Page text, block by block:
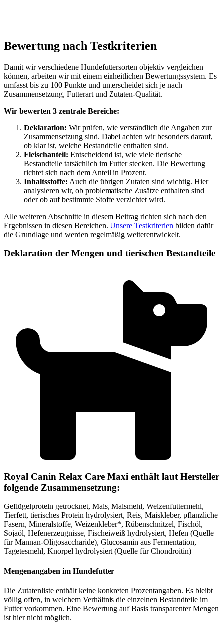
Bewertung nach Testkriterien
Damit wir verschiedene Hundefuttersorten objektiv vergleichen
können, arbeiten wir mit einem einheitlichen Bewertungssystem. Es
umfasst bis zu 100 Punkte und unterscheidet sich je nach
Zusammensetzung, Futterart und Zutaten-Qualität.
Wir bewerten 3 zentrale Bereiche:
Deklaration: Wir prüfen, wie verständlich die Angaben zur
Zusammensetzung sind. Dabei achten wir besonders darauf,
ob klar ist, welche Bestandteile enthalten sind.
Fleischanteil: Entscheidend ist, wie viele tierische
Bestandteile tatsächlich im Futter stecken. Die Bewertung
richtet sich nach dem Anteil in Prozent.
Inhaltsstoffe: Auch die übrigen Zutaten sind wichtig. Hier
analysieren wir, ob problematische Zusätze enthalten sind
oder ob auf bestimmte Stoffe verzichtet wird.
Alle weiteren Abschnitte in diesem Beitrag richten sich nach den
Ergebnissen in diesen Bereichen. Unsere Testkriterien bilden dafür
die Grundlage und werden regelmäßig weiterentwickelt.
Deklaration der Mengen und tierischen Bestandteile
Royal Canin Relax Care Maxi enthält laut Hersteller
folgende Zusammensetzung:
Geflügelprotein getrocknet, Mais, Maismehl, Weizenfuttermehl,
Tierfett, tierisches Protein hydrolysiert, Reis, Maiskleber, pflanzliche
Fasern, Mineralstoffe, Weizenkleber*, Rübenschnitzel, Fischöl,
Sojaöl, Hefenerzeugnisse, Fischeiweiß hydrolysiert, Hefen (Quelle
für Mannan-Oligosaccharide), Glucosamin aus Fermentation,
Tagetesmehl, Knorpel hydrolysiert (Quelle für Chondroitin)
Mengenangaben im Hundefutter
Die Zutatenliste enthält keine konkreten Prozentangaben. Es bleibt
völlig offen, in welchem Verhältnis die einzelnen Bestandteile im
Futter vorkommen. Eine Bewertung auf Basis transparenter Mengen
ist hier nicht möglich.